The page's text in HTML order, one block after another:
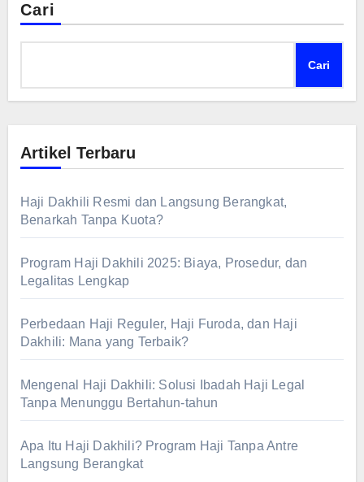
Cari
Cari
Artikel Terbaru
Haji Dakhili Resmi dan Langsung Berangkat,
Benarkah Tanpa Kuota?
Program Haji Dakhili 2025: Biaya, Prosedur, dan
Legalitas Lengkap
Perbedaan Haji Reguler, Haji Furoda, dan Haji
Dakhili: Mana yang Terbaik?
Mengenal Haji Dakhili: Solusi Ibadah Haji Legal
Tanpa Menunggu Bertahun-tahun
Apa Itu Haji Dakhili? Program Haji Tanpa Antre
Langsung Berangkat